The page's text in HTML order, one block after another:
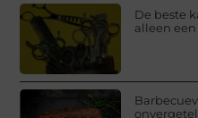
De beste
alleen